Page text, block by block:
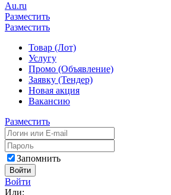
Au.ru
Разместить
Разместить
Товар (Лот)
Услугу
Промо (Объявление)
Заявку (Тендер)
Новая акция
Вакансию
Разместить
Запомнить
Войти
Войти
Или: